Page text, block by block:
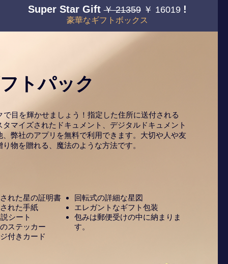
Super Star Gift￥ 21359 ￥ 16019 !
豪華なギフトボックス
トパック
で目を輝かせましょう！指定した住所に送付される
マイズされたドキュメント、デジタルドキュメント
、弊社のアプリを無料で利用できます。大切や人や友
物を贈れる、魔法のような方法です。
れた星の証明書
れた手紙
シート
ステッカー
付きカード
回転式の詳細な星図
エレガントなギフト包装
包みは郵便受けの中に納まりま
す。